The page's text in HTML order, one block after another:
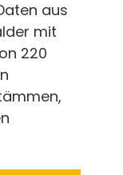
aus
mit
220